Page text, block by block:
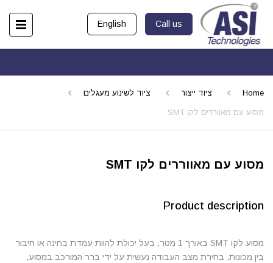
Call us
English
Home ציוד ייצור ציוד לשינוע מעגלים
מסוע עם מאווררים לקו SMT
מסוע עם מאווררים לקו SMT
Product description
מסוע לקו SMT באורך 1 מטר, בעל יכולת להוות עמדת בחינה או חיבור
בין מכונות. בחירת מצב העבודה נעשית על ידי ברר המורכב במסוע,